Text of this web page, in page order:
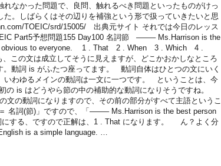
れなかった問題で、良問、触れるべき問題といったものがけっ
た。しばらくはその辺りを補強という形で扱っていきたいと思
TOEIC/srd/15005/ 出典元サイト それでは今日のレッス
Part5予想問題155 Day100 名詞節 ——– Ms.Harrison is the
obvious to everyone. 1 . That 2 . When 3 . Which 4 .
この文は成立してそうに見えますが、どこかおかしなところ
動詞 is がふたつ座ってます。 動詞自体はひとつの文にいく
いわゆるメインの動詞は一文に一つです。 ということは、今
の is はどうやら節の中の補助的な動詞になりそうですね。
文の動詞になりますので、その前の部分がすべて主語というこ
名詞(節)」ですので、「——– Ms.Harrison is the best person
にする、ですので正解は、1 . That になります。 ん？よく分
is a simple language. …